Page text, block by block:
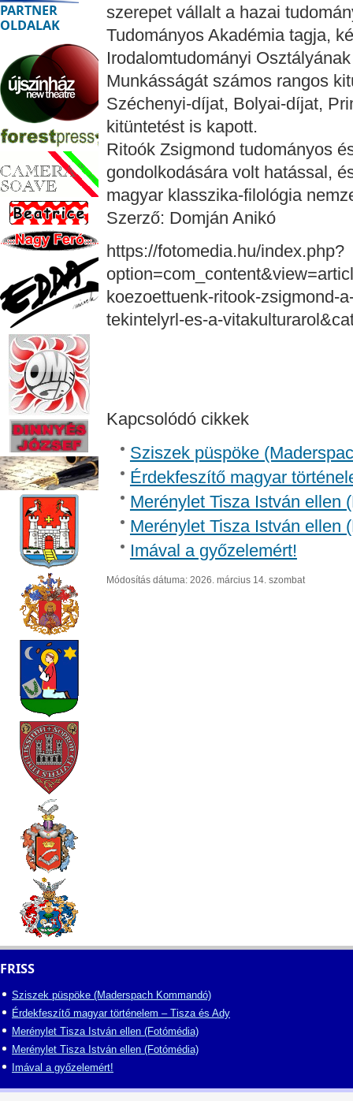
szerepet vállalt a hazai
Tudományos Akadémia tagja,
Irodalomtudományi
Munkásságát számos rangos
Széchenyi-díjat, Bolyai-díjat,
kitüntetést is kapott.
Ritoók Zsigmond tudományos
gondolkodására volt hatással,
magyar klasszika-filológia
Szerző: Domján Anikó
https://fotomedia.hu/index.php?
koezoettuenk-ritook-zsigmond-
tekintelyrl-es-a-
Kapcsolódó cikkek
Sziszek püspöke
Érdekfeszítő magyar
Merénylet Tisza István ellen
Merénylet Tisza István ellen
Imával a győzelemért!
Módosítás dátuma: 2026. március 14. szombat
PARTNER
OLDALAK
FRISS
Sziszek püspöke (Maderspach Kommandó)
Érdekfeszítő magyar történelem – Tisza és Ady
Merénylet Tisza István ellen (Fotómédia)
Merénylet Tisza István ellen (Fotómédia)
Imával a győzelemért!